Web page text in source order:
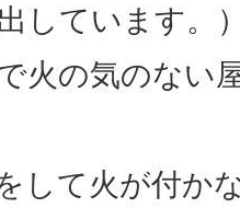
しています。
火の気のない
して火が付か